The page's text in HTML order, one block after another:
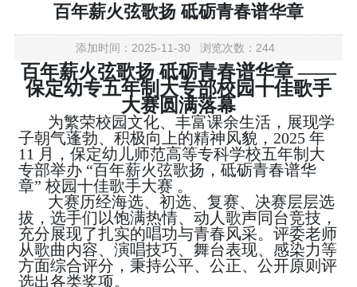
百年薪火弦歌扬 砥砺青春谱华章
添加时间：2025-11-30 浏览次数：244
百年薪火弦歌扬 砥砺青春谱华章 ——
保定幼专五年制大专部校园十佳歌手
大赛圆满落幕
为繁荣校园文化、丰富课余生活，展现学
子朝气蓬勃、积极向上的精神风貌，2025 年
11 月，保定幼儿师范高等专科学校五年制大
专部举办 “百年薪火弦歌扬，砥砺青春谱华
章” 校园十佳歌手大赛 。
大赛历经海选、初选、复赛、决赛层层选
拔，选手们以饱满热情、动人歌声同台竞技，
充分展现了扎实的唱功与青春风采。评委老师
从歌曲内容、演唱技巧、舞台表现、感染力等
方面综合评分，秉持公平、公正、公开原则评
选出各类奖项。